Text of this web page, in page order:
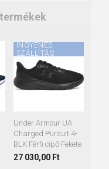
INGYENES
SZÁLLÍTÁS
Under Armour UA
Charged Pursuit 4-
BLK Férfi cipő Fekete
27 030,00 Ft
42 43
45
46 47